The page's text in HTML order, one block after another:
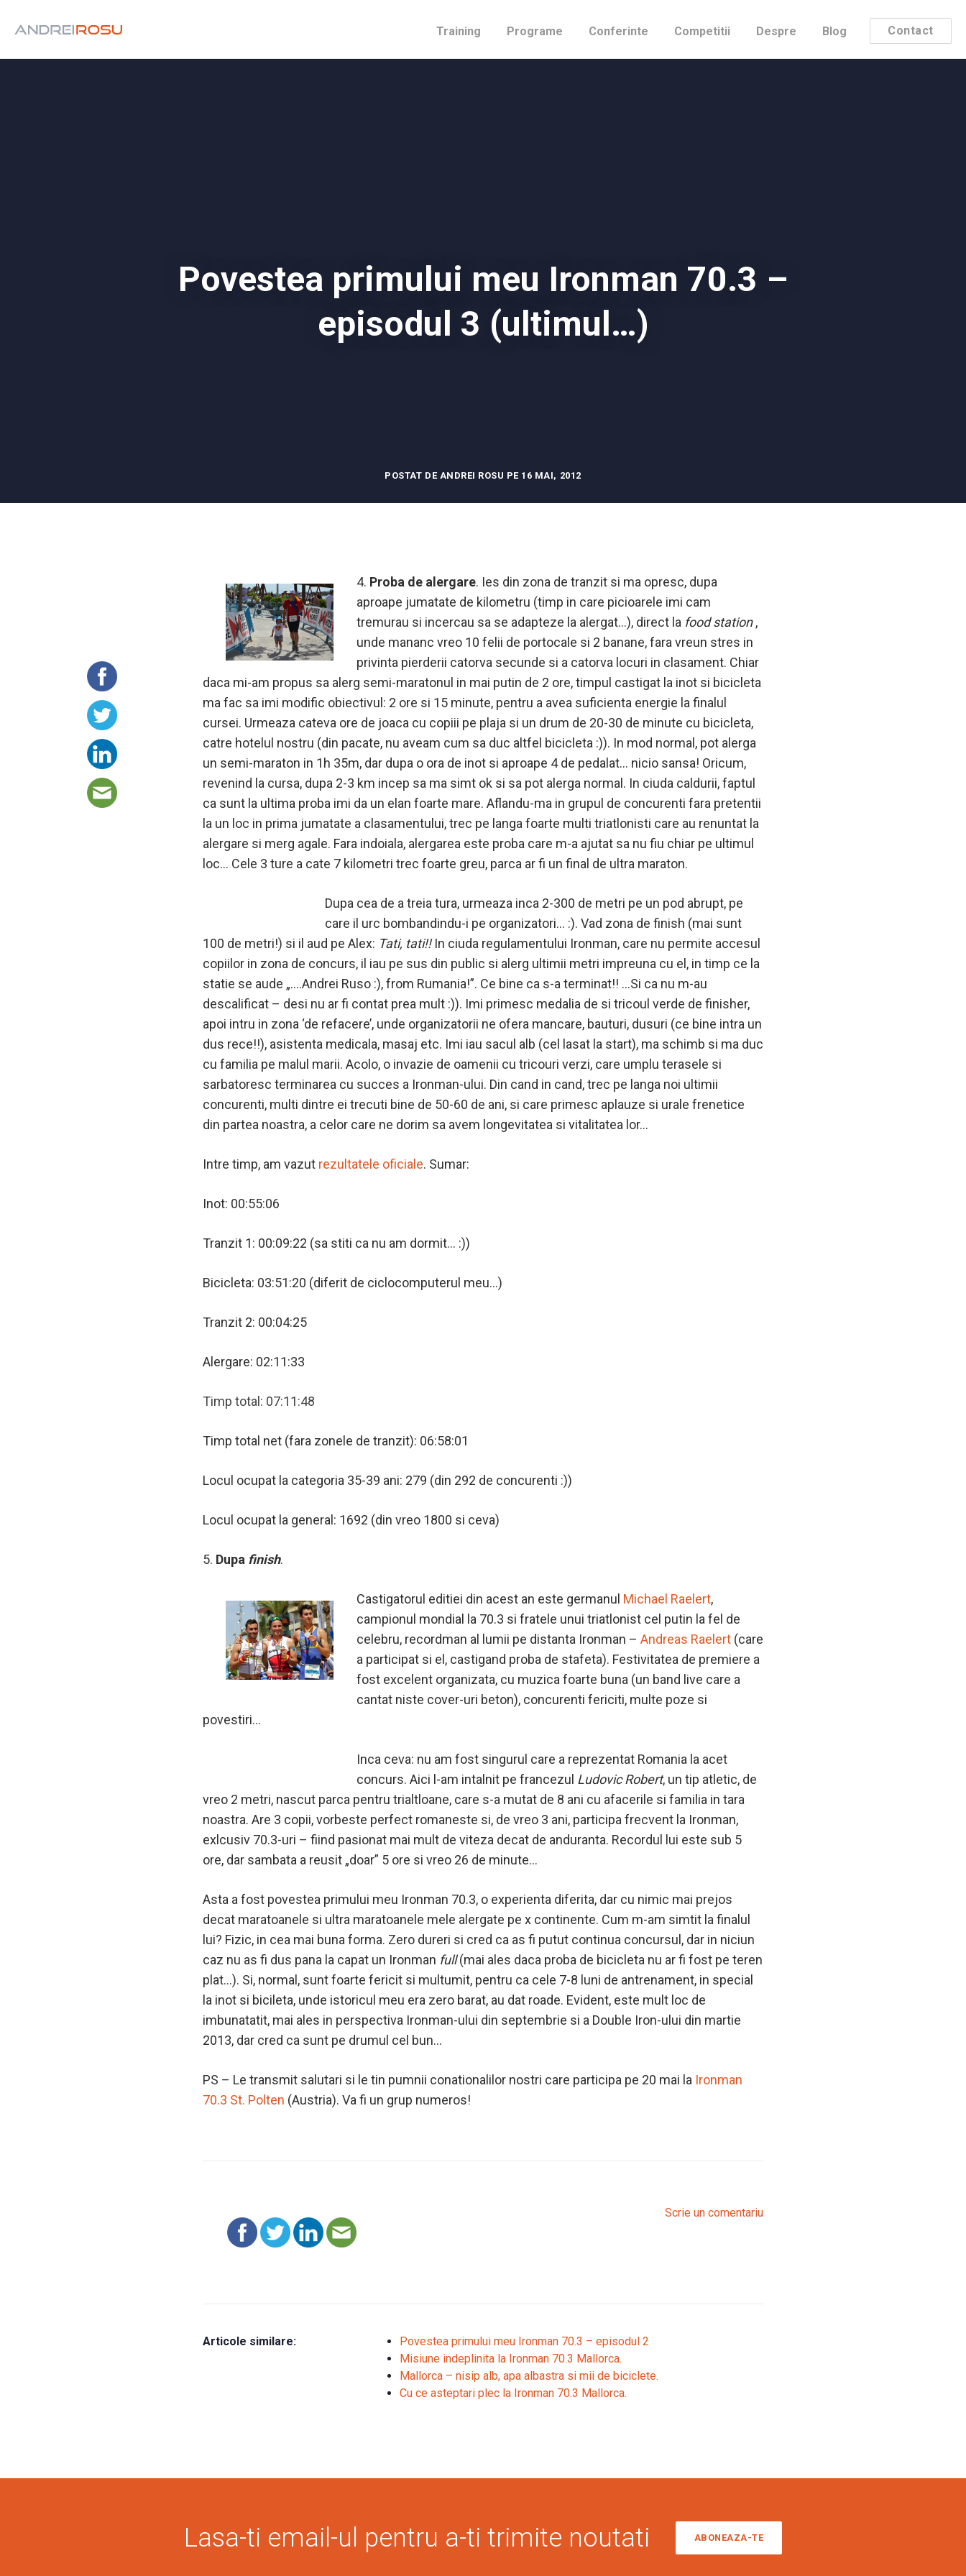
Training Programe Conferinte Competitii Despre Blog Contact
Povestea primului meu Ironman 70.3 –
episodul 3 (ultimul…)
POSTAT DE ANDREI ROSU PE 16 MAI, 2012
4. Proba de alergare. Ies din zona de tranzit si ma opresc, dupa
aproape jumatate de kilometru (timp in care picioarele imi cam
tremurau si incercau sa se adapteze la alergat…), direct la food station,
unde mananc vreo 10 felii de portocale si 2 banane, fara vreun stres in
privinta pierderii catorva secunde si a catorva locuri in clasament. Chiar
daca mi-am propus sa alerg semi-maratonul in mai putin de 2 ore, timpul castigat la inot si bicicleta
ma fac sa imi modific obiectivul: 2 ore si 15 minute, pentru a avea suficienta energie la finalul
cursei. Urmeaza cateva ore de joaca cu copiii pe plaja si un drum de 20-30 de minute cu bicicleta,
catre hotelul nostru (din pacate, nu aveam cum sa duc altfel bicicleta :)). In mod normal, pot alerga
un semi-maraton in 1h 35m, dar dupa o ora de inot si aproape 4 de pedalat… nicio sansa! Oricum,
revenind la cursa, dupa 2-3 km incep sa ma simt ok si sa pot alerga normal. In ciuda caldurii, faptul
ca sunt la ultima proba imi da un elan foarte mare. Aflandu-ma in grupul de concurenti fara pretentii
la un loc in prima jumatate a clasamentului, trec pe langa foarte multi triatlonisti care au renuntat la
alergare si merg agale. Fara indoiala, alergarea este proba care m-a ajutat sa nu fiu chiar pe ultimul
loc… Cele 3 ture a cate 7 kilometri trec foarte greu, parca ar fi un final de ultra maraton.
Dupa cea de a treia tura, urmeaza inca 2-300 de metri pe un pod abrupt, pe
care il urc bombandindu-i pe organizatori… :). Vad zona de finish (mai sunt
100 de metri!) si il aud pe Alex: Tati, tati!!In ciuda regulamentului Ironman, care nu permite accesul
copiilor in zona de concurs, il iau pe sus din public si alerg ultimii metri impreuna cu el, in timp ce la
statie se aude „….Andrei Ruso :), from Rumania!”. Ce bine ca s-a terminat!! …Si ca nu m-au
descalificat – desi nu ar fi contat prea mult :)). Imi primesc medalia de si tricoul verde de finisher,
apoi intru in zona ‘de refacere’, unde organizatorii ne ofera mancare, bauturi, dusuri (ce bine intra un
dus rece!!), asistenta medicala, masaj etc. Imi iau sacul alb (cel lasat la start), ma schimb si ma duc
cu familia pe malul marii. Acolo, o invazie de oamenii cu tricouri verzi, care umplu terasele si
sarbatoresc terminarea cu succes a Ironman-ului. Din cand in cand, trec pe langa noi ultimii
concurenti, multi dintre ei trecuti bine de 50-60 de ani, si care primesc aplauze si urale frenetice
din partea noastra, a celor care ne dorim sa avem longevitatea si vitalitatea lor…
Intre timp, am vazut rezultatele oficiale. Sumar:
Inot: 00:55:06
Tranzit 1: 00:09:22 (sa stiti ca nu am dormit… :))
Bicicleta: 03:51:20 (diferit de ciclocomputerul meu…)
Tranzit 2: 00:04:25
Alergare: 02:11:33
Timp total: 07:11:48
Timp total net (fara zonele de tranzit): 06:58:01
Locul ocupat la categoria 35-39 ani: 279 (din 292 de concurenti :))
Locul ocupat la general: 1692 (din vreo 1800 si ceva)
5. Dupa finish.
Castigatorul editiei din acest an este germanul Michael Raelert,
campionul mondial la 70.3 si fratele unui triatlonist cel putin la fel de
celebru, recordman al lumii pe distanta Ironman – Andreas Raelert (care
a participat si el, castigand proba de stafeta). Festivitatea de premiere a
fost excelent organizata, cu muzica foarte buna (un band live care a
cantat niste cover-uri beton), concurenti fericiti, multe poze si
povestiri…
Inca ceva: nu am fost singurul care a reprezentat Romania la acet
concurs. Aici l-am intalnit pe francezul Ludovic Robert, un tip atletic, de
vreo 2 metri, nascut parca pentru trialtloane, care s-a mutat de 8 ani cu afacerile si familia in tara
noastra. Are 3 copii, vorbeste perfect romaneste si, de vreo 3 ani, participa frecvent la Ironman,
exlcusiv 70.3-uri – fiind pasionat mai mult de viteza decat de anduranta. Recordul lui este sub 5
ore, dar sambata a reusit „doar” 5 ore si vreo 26 de minute…
Asta a fost povestea primului meu Ironman 70.3, o experienta diferita, dar cu nimic mai prejos
decat maratoanele si ultra maratoanele mele alergate pe x continente. Cum m-am simtit la finalul
lui? Fizic, in cea mai buna forma. Zero dureri si cred ca as fi putut continua concursul, dar in niciun
caz nu as fi dus pana la capat un Ironman full(mai ales daca proba de bicicleta nu ar fi fost pe teren
plat…). Si, normal, sunt foarte fericit si multumit, pentru ca cele 7-8 luni de antrenament, in special
la inot si bicileta, unde istoricul meu era zero barat, au dat roade. Evident, este mult loc de
imbunatatit, mai ales in perspectiva Ironman-ului din septembrie si a Double Iron-ului din martie
2013, dar cred ca sunt pe drumul cel bun…
PS – Le transmit salutari si le tin pumnii conationalilor nostri care participa pe 20 mai la Ironman
70.3 St. Polten (Austria). Va fi un grup numeros!
Scrie un comentariu
Articole similare:
Povestea primului meu Ironman 70.3 – episodul 2
Misiune indeplinita la Ironman 70.3 Mallorca.
Mallorca – nisip alb, apa albastra si mii de biciclete.
Cu ce asteptari plec la Ironman 70.3 Mallorca.
Lasa-ti email-ul pentru a-ti trimite noutati ABONEAZA-TE